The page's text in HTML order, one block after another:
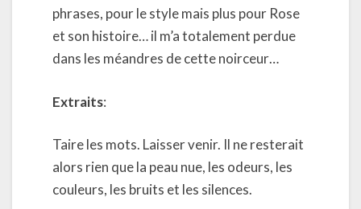
phrases, pour le style mais plus pour Rose
et son histoire… il m’a totalement perdue
dans les méandres de cette noirceur…
Extraits:
Taire les mots. Laisser venir. Il ne resterait
alors rien que la peau nue, les odeurs, les
couleurs, les bruits et les silences.